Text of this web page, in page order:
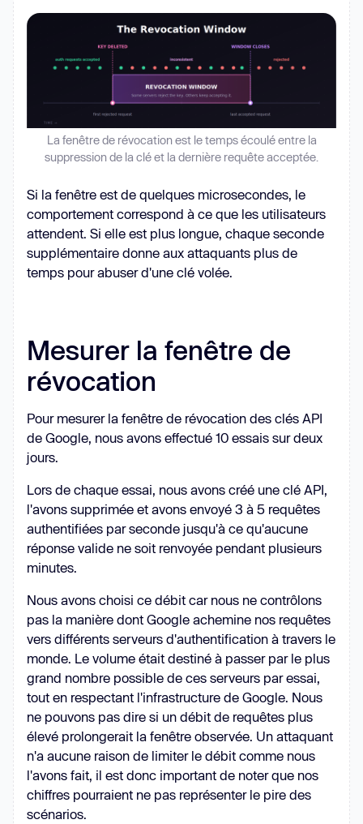
La fenêtre de révocation est le temps écoulé entre la
suppression de la clé et la dernière requête acceptée.
Si la fenêtre est de quelques microsecondes, le
comportement correspond à ce que les utilisateurs
attendent. Si elle est plus longue, chaque seconde
supplémentaire donne aux attaquants plus de
temps pour abuser d'une clé volée.
Mesurer la fenêtre de
révocation
Pour mesurer la fenêtre de révocation des clés API
de Google, nous avons effectué 10 essais sur deux
jours.
Lors de chaque essai, nous avons créé une clé API,
l'avons supprimée et avons envoyé 3 à 5 requêtes
authentifiées par seconde jusqu'à ce qu'aucune
réponse valide ne soit renvoyée pendant plusieurs
minutes.
Nous avons choisi ce débit car nous ne contrôlons
pas la manière dont Google achemine nos requêtes
vers différents serveurs d'authentification à travers le
monde. Le volume était destiné à passer par le plus
grand nombre possible de ces serveurs par essai,
tout en respectant l'infrastructure de Google. Nous
ne pouvons pas dire si un débit de requêtes plus
élevé prolongerait la fenêtre observée. Un attaquant
n'a aucune raison de limiter le débit comme nous
l'avons fait, il est donc important de noter que nos
chiffres pourraient ne pas représenter le pire des
scénarios.